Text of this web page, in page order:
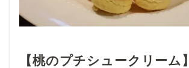
【桃のプチシュークリーム】